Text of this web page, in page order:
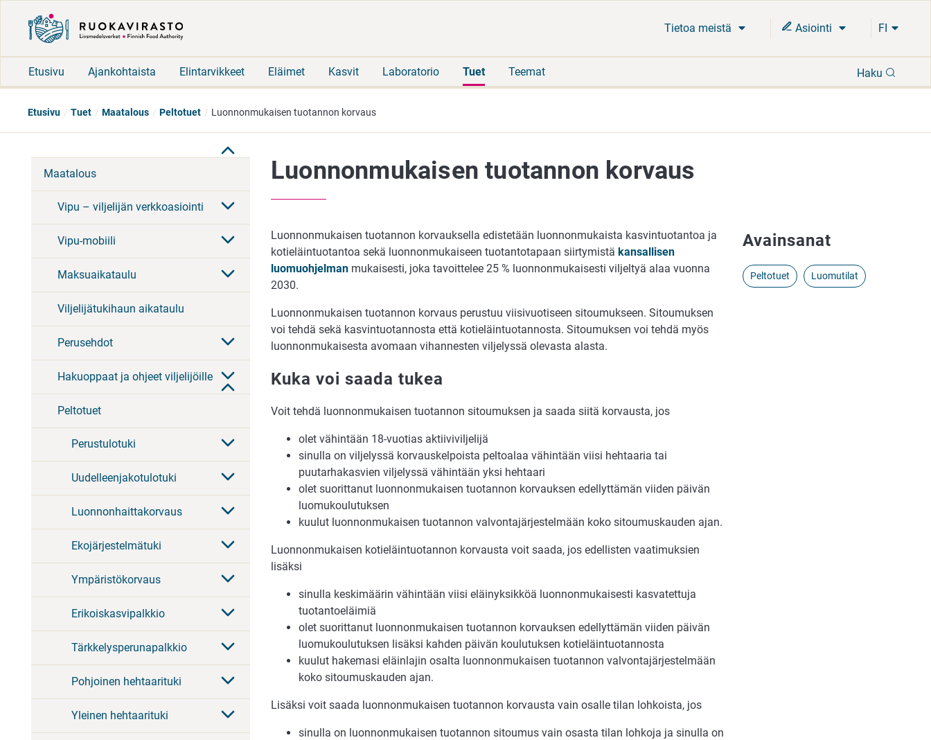
Tietoa meistä Asiointi FI
Etusivu Ajankohtaista Elintarvikkeet Eläimet Kasvit Laboratorio Tuet Teemat Haku
Etusivu Tuet Maatalous Peltotuet Luonnonmukaisen tuotannon korvaus
Maatalous
Vipu – viljelijän verkkoasiointi
Vipu-mobiili
Maksuaikataulu
Viljelijätukihaun aikataulu
Perusehdot
Hakuoppaat ja ohjeet viljelijöille
Peltotuet
Perustulotuki
Uudelleenjakotulotuki
Luonnonhaittakorvaus
Ekojärjestelmätuki
Ympäristökorvaus
Erikoiskasvipalkkio
Tärkkelysperunapalkkio
Pohjoinen hehtaarituki
Yleinen hehtaarituki
Luonnonmukaisen tuotannon korvaus
Luonnonmukaisen tuotannon korvauksella edistetään luonnonmukaista kasvintuotantoa ja
kotieläintuotantoa sekä luonnonmukaiseen tuotantotapaan siirtymistä kansallisen
luomuohjelman mukaisesti, joka tavoittelee 25 % luonnonmukaisesti viljeltyä alaa vuonna
2030.
Luonnonmukaisen tuotannon korvaus perustuu viisivuotiseen sitoumukseen. Sitoumuksen
voi tehdä sekä kasvintuotannosta että kotieläintuotannosta. Sitoumuksen voi tehdä myös
luonnonmukaisesta avomaan vihannesten viljelyssä olevasta alasta.
Kuka voi saada tukea
Voit tehdä luonnonmukaisen tuotannon sitoumuksen ja saada siitä korvausta, jos
olet vähintään 18-vuotias aktiiviviljelijä
sinulla on viljelyssä korvauskelpoista peltoalaa vähintään viisi hehtaaria tai
puutarhakasvien viljelyssä vähintään yksi hehtaari
olet suorittanut luonnonmukaisen tuotannon korvauksen edellyttämän viiden päivän
luomukoulutuksen
kuulut luonnonmukaisen tuotannon valvontajärjestelmään koko sitoumuskauden ajan.
Luonnonmukaisen kotieläintuotannon korvausta voit saada, jos edellisten vaatimuksien
lisäksi
sinulla keskimäärin vähintään viisi eläinyksikköä luonnonmukaisesti kasvatettuja
tuotantoeläimiä
olet suorittanut luonnonmukaisen tuotannon korvauksen edellyttämän viiden päivän
luomukoulutuksen lisäksi kahden päivän koulutuksen kotieläintuotannosta
kuulut hakemasi eläinlajin osalta luonnonmukaisen tuotannon valvontajärjestelmään
koko sitoumuskauden ajan.
Lisäksi voit saada luonnonmukaisen tuotannon korvausta vain osalle tilan lohkoista, jos
sinulla on luonnonmukaisen tuotannon sitoumus vain osasta tilan lohkoja ja sinulla on
Avainsanat
Peltotuet Luomutilat